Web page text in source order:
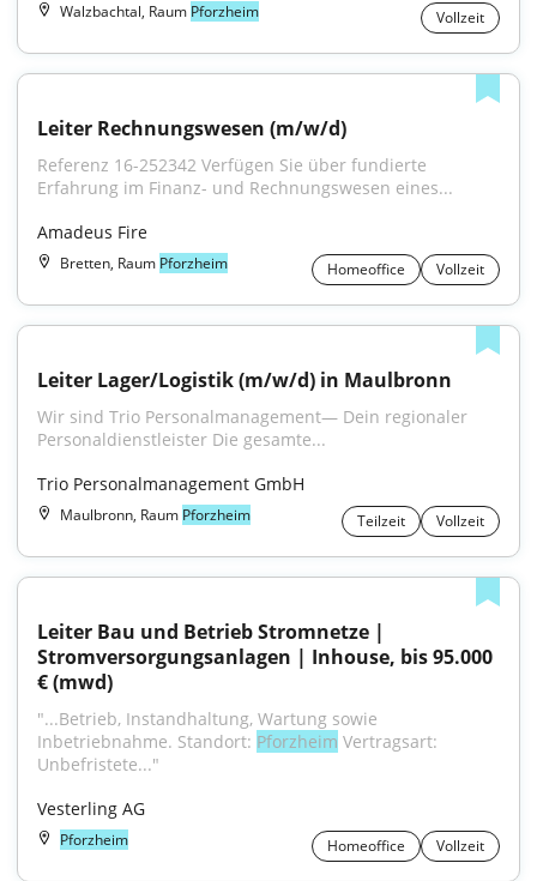
Walzbachtal, Raum Pforzheim Vollzeit
Leiter Rechnungswesen (m/w/d)
Referenz 16-252342 Verfügen Sie über fundierte
Erfahrung im Finanz- und Rechnungswesen eines...
Amadeus Fire
Bretten, Raum Pforzheim Homeoffice Vollzeit
Leiter Lager/Logistik (m/w/d) in Maulbronn
Wir sind Trio Personalmanagement— Dein regionaler
Personaldienstleister Die gesamte...
Trio Personalmanagement GmbH
Maulbronn, Raum Pforzheim Teilzeit Vollzeit
Leiter Bau und Betrieb Stromnetze |
Stromversorgungsanlagen | Inhouse, bis 95.000
€ (mwd)
"...Betrieb, Instandhaltung, Wartung sowie
Inbetriebnahme. Standort: Pforzheim Vertragsart:
Unbefristete..."
Vesterling AG
Pforzheim Homeoffice Vollzeit